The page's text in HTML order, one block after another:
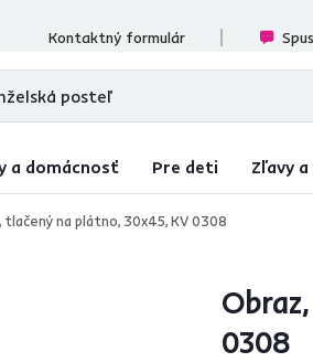
Kontaktný formulár
a domácnosť Pre deti Zľavy
tlačený na plátno, 30x45, KV 0308
0308